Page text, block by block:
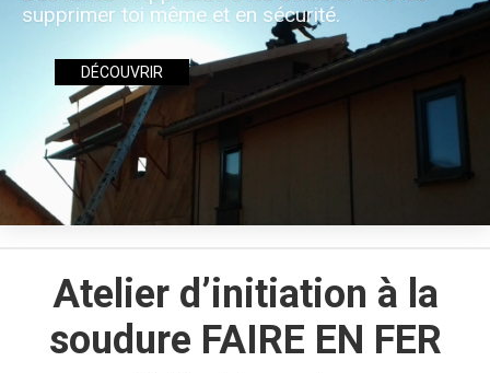
supprimer toi même et en sécurité.
DÉCOUVRIR
Atelier d’initiation à la
soudure FAIRE EN FER